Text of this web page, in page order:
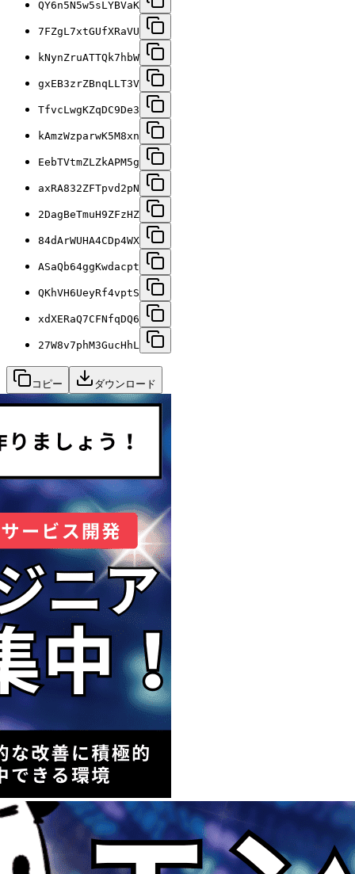
QY6n5N5w5sLYBVaK
7FZgL7xtGUfXRaVU
kNynZruATTQk7hbW
gxEB3zrZBnqLLT3V
TfvcLwgKZqDC9De3
kAmzWzparwK5M8xn
EebTVtmZLZkAPM5g
axRA832ZFTpvd2pN
2DagBeTmuH9ZFzHZ
84dArWUHA4CDp4WX
ASaQb64ggKwdacpt
QKhVH6UeyRf4vptS
xdXERaQ7CFNfqDQ6
27W8v7phM3GucHhL
コピー ダウンロード